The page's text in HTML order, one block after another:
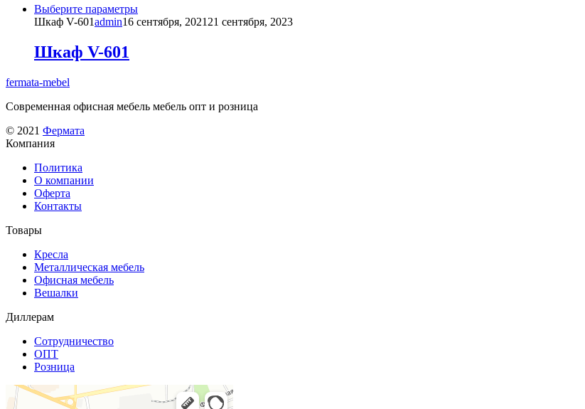
можно
выбрать
Выберите параметрыЭтот
товар
на
Шкаф V-601admin16 сентября, 2021 21 сентября, 2023
Шкаф V-601
fermata-mebel
Современная офисная мебель мебель опт и розница
© 2021 Фермата
Компания
Политика
О компании
Оферта
Контакты
Товары
Кресла
Металлическая мебель
Офисная мебель
Вешалки
Диллерам
Сотрудничество
ОПТ
Розница